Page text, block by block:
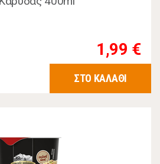
1,99 €
ΣΤΟ ΚΑΛΑΘΙ